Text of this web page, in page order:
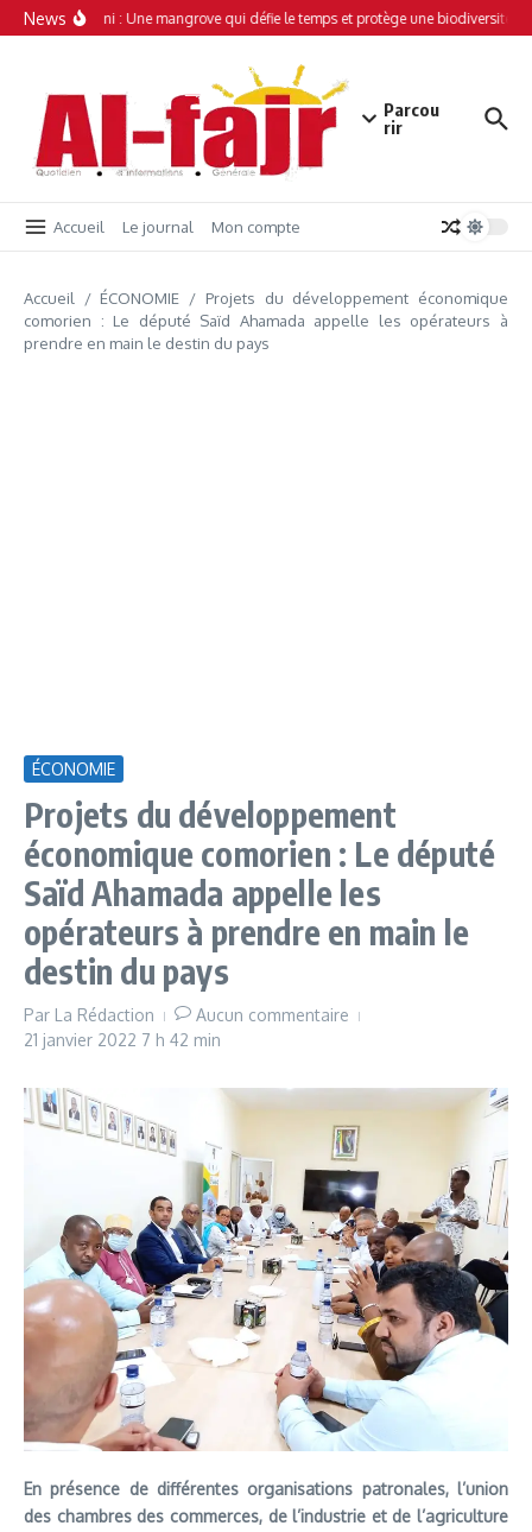
Aller au contenu
News
Simamboini : Une mangrove qui défie le temps et protège une biodiversité
Parcou
rir
Accueil Le journal Mon compte
Accueil / ÉCONOMIE / Projets du développement économique
comorien : Le député Saïd Ahamada appelle les opérateurs à
prendre en main le destin du pays
ÉCONOMIE
Projets du développement
économique comorien : Le député
Saïd Ahamada appelle les
opérateurs à prendre en main le
destin du pays
Par La Rédaction
Aucun commentaire
21 janvier 2022 7 h 42 min
En présence de différentes organisations patronales, l’union
des chambres des commerces, de l’industrie et de l’agriculture